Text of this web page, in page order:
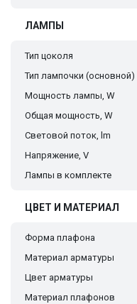
ЛАМПЫ
Тип цоколя
Тип лампочки (основной)
Мощность лампы, W
Общая мощность, W
Световой поток, lm
Напряжение, V
Лампы в комплекте
ЦВЕТ И МАТЕРИАЛ
Форма плафона
Материал арматуры
Цвет арматуры
Материал плафонов